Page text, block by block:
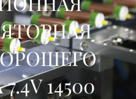
14500